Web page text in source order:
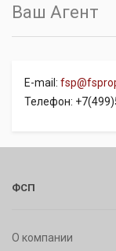
Ваш Агент
E-mail:
Телефон:
ФСП
О компании